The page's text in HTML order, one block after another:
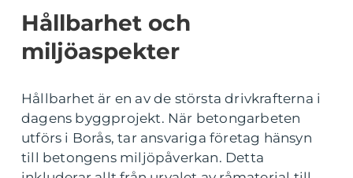
Hållbarhet och
miljöaspekter
Hållbarhet är en av de största drivkrafterna i
dagens byggprojekt. När betongarbeten
utförs i Borås, tar ansvariga företag hänsyn
till betongens miljöpåverkan. Detta